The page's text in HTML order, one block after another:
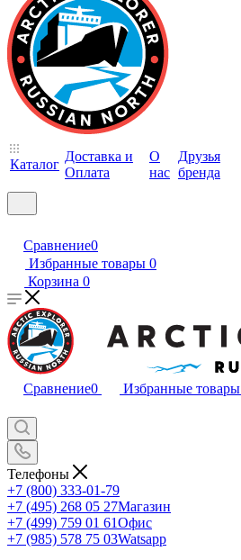
Каталог
Доставка и
Оплата
О
нас
Друзья
бренда
Сравнение0
Избранные товары 0
Корзина 0
Сравнение0 Избранные товары
Телефоны
+7 (800) 333-01-79
+7 (495) 268 05 27Магазин
+7 (499) 759 01 61Офис
+7 (985) 578 75 03Watsapp